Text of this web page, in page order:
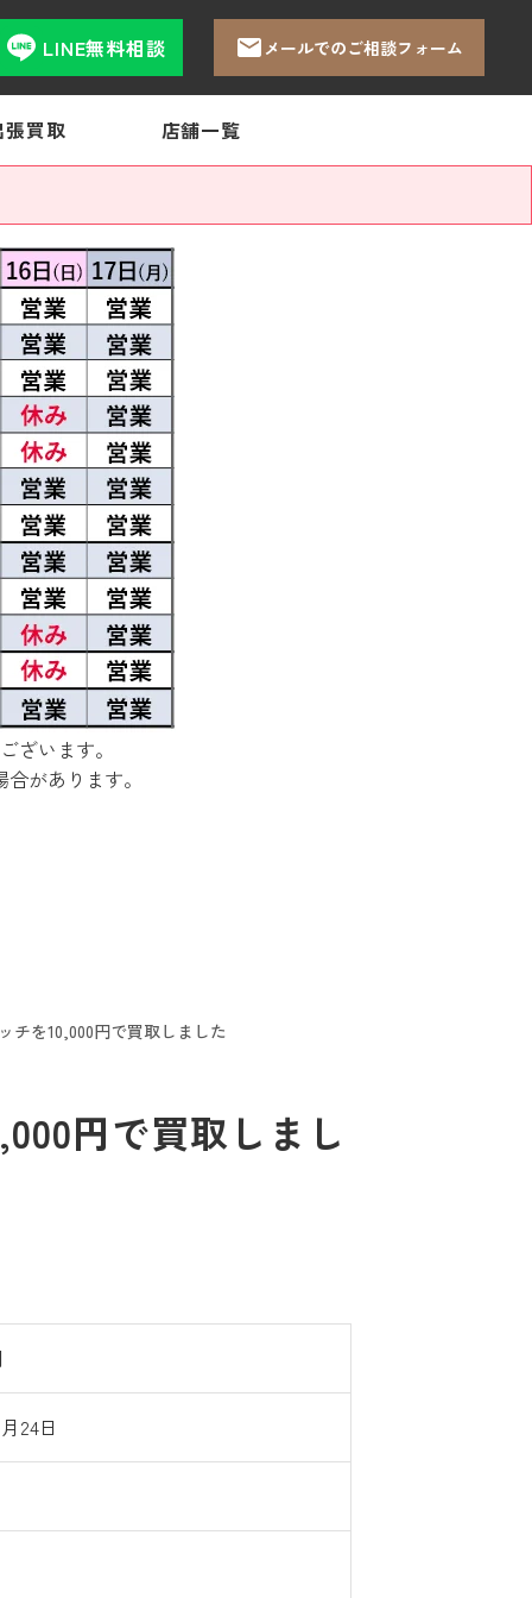
LINE無料相談 メールでのご相談フォーム
張買取 店舗一覧
ざいます。
があります。
チを10,000円で買取しました
円で買取しまし
24日